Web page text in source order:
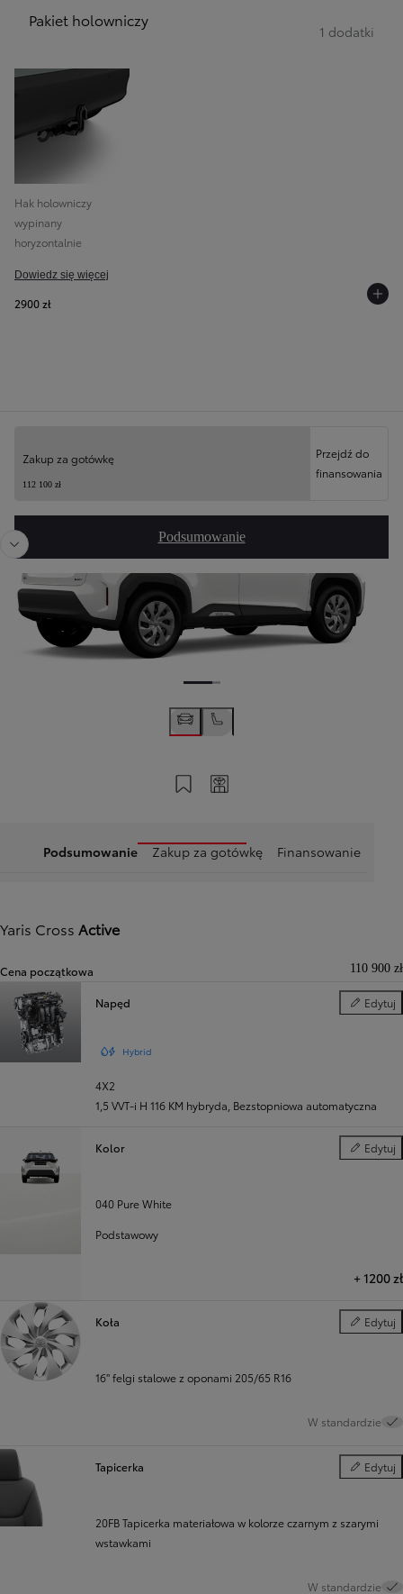
Pakiet holowniczy
1 dodatki
Hak holowniczy
wypinany
horyzontalnie
Dowiedz się więcej
2900 zł
Zakup za gotówkę
112 100 zł
Przejdź do
finansowania
Podsumowanie
Zapisz na swoim koncie
Podsumowanie Zakup za gotówkę Finansowanie
Yaris Cross Active
Cena początkowa 110 900 zł
Napęd Edytuj
Napęd
Hybrid
4X2
1,5 VVT-i H 116 KM hybryda Bezstopniowa automatyczna
Kolor Edytuj
Kolor
040 Pure White
Podstawowy
+1200 zł
Koła Edytuj
Koła
16" felgi stalowe z oponami 205/65 R16
W standardzie
Tapicerka Edytuj
Tapicerka
20FB Tapicerka materiałowa w kolorze czarnym z szarymi
wstawkami
W standardzie